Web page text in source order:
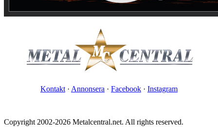
Kontakt · Annonsera · Facebook · Instagram
Copyright 2002-2026 Metalcentral.net. All rights reserved.